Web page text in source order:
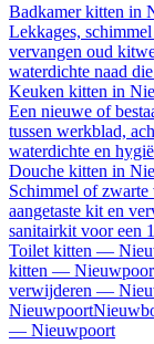
Badkamer kitten in
Lekkages,
vervangen oud
waterdichte naad
Keuken kitten in
Een nieuwe of
tussen werkblad,
waterdichte en
Douche kitten in
Schimmel of
aangetaste kit en
sanitairkit voor een
Toilet kitten —
kitten —
verwijderen —
Nieuwpoort
— Nieuwpoort